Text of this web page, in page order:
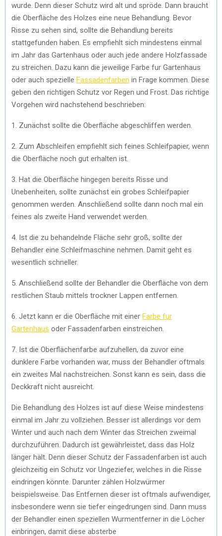
I
T
R
B
O
E
R
E
T
E
D
I
L
wurde. Denn dieser Schutz wird alt und spröde. Dann braucht
die Oberfläche des Holzes eine neue Behandlung. Bevor
Risse zu sehen sind, sollte die Behandlung bereits
stattgefunden haben. Es empfiehlt sich mindestens einmal
im Jahr das Gartenhaus oder auch jede andere Holzfassade
zu streichen. Dazu kann die jeweilige Farbe fur Gartenhaus
oder auch spezielle Fassadenfarben in Frage kommen. Diese
geben den richtigen Schutz vor Regen und Frost. Das richtige
Vorgehen wird nachstehend beschrieben:
1. Zunächst sollte die Oberfläche abgeschliffen werden.
2. Zum Abschleifen empfiehlt sich feines Schleifpapier, wenn
die Oberfläche noch gut erhalten ist.
3. Hat die Oberfläche hingegen bereits Risse und
Unebenheiten, sollte zunächst ein grobes Schleifpapier
genommen werden. Anschließend sollte dann noch mal ein
feines als zweite Hand verwendet werden.
4. Ist die zu behandelnde Fläche sehr groß, sollte der
Behandler eine Schleifmaschine nehmen. Damit geht es
wesentlich schneller.
5. Anschließend sollte der Behandler die Oberfläche von dem
restlichen Staub mittels trockner Lappen entfernen.
6. Jetzt kann er die Oberfläche mit einer Farbe fur
Gartenhaus oder Fassadenfarben einstreichen.
7. Ist die Oberflächenfarbe aufzuhellen, da zuvor eine
dunklere Farbe vorhanden war, muss der Behandler oftmals
ein zweites Mal nachstreichen. Sonst kann es sein, dass die
Deckkraft nicht ausreicht.
Die Behandlung des Holzes ist auf diese Weise mindestens
einmal im Jahr zu vollziehen. Besser ist allerdings vor dem
Winter und auch nach dem Winter das Streichen zweimal
durchzuführen. Dadurch ist gewährleistet, dass das Holz
länger hält. Denn dieser Schutz der Fassadenfarben ist auch
gleichzeitig ein Schutz vor Ungeziefer, welches in die Risse
eindringen könnte. Darunter zählen Holzwürmer
beispielsweise. Das Entfernen dieser ist oftmals aufwendiger,
insbesondere wenn sie tiefer eingedrungen sind. Dann muss
der Behandler einen speziellen Wurmentferner in die Löcher
einbringen, damit diese absterbe